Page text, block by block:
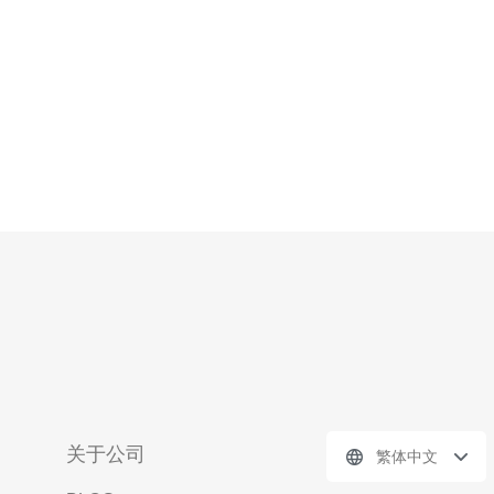
关于公司 繁体中文